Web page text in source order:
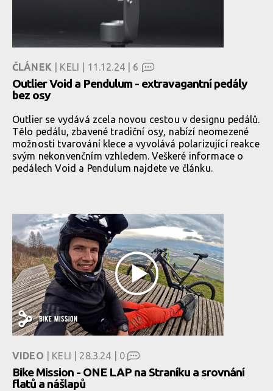
ČLÁNEK | KELI | 11.12.24 | 6
Outlier Void a Pendulum - extravagantní pedály
bez osy
Outlier se vydává zcela novou cestou v designu pedálů.
Tělo pedálu, zbavené tradiční osy, nabízí neomezené
možnosti tvarování klece a vyvolává polarizující reakce
svým nekonvenčním vzhledem. Veškeré informace o
pedálech Void a Pendulum najdete ve článku.
VIDEO | KELI | 28.3.24 | 0
Bike Mission - ONE LAP na Straníku a srovnání
flatů a nášlapů